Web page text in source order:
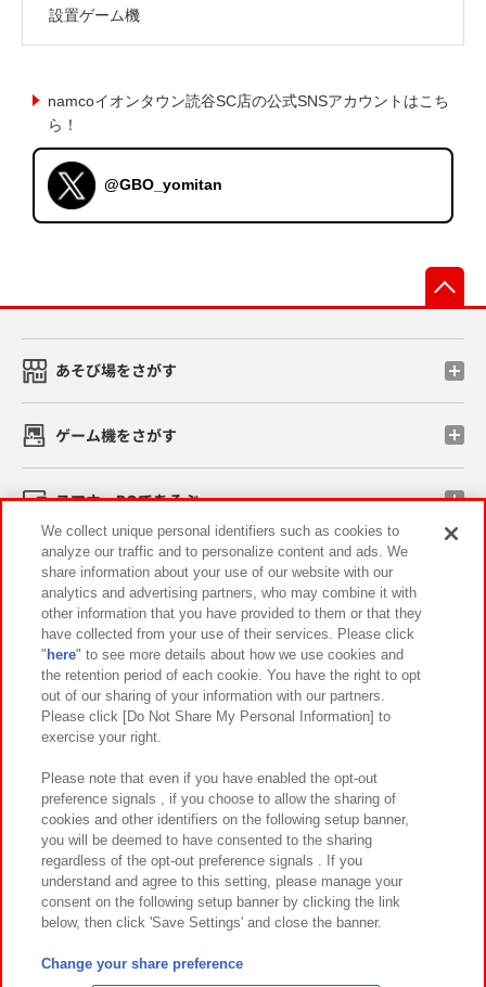
設置ゲーム機
namcoイオンタウン読谷SC店の公式SNSアカウントはこち
ら！
@GBO_yomitan
あそび場をさがす
ゲーム機をさがす
スマホ・PCであそぶ
イベント・キャンペーン
関連会社 サステナビリティ サイトポリシー
プライバシーポリシー ウェブアクセシビリティ方針と検証結果
お取引先さまとともに
カスタマーハラスメント対応方針 よくあるご質問・お問い合わせ
©Bandai Namco Amusement Inc.
©Bandai Namco Amusement Lab Inc.
We collect unique personal identifiers such as cookies to
analyze our traffic and to personalize content and ads. We
share information about your use of our website with our
analytics and advertising partners, who may combine it with
other information that you have provided to them or that they
have collected from your use of their services. Please click
" here" to see more details about how we use cookies and
the retention period of each cookie. You have the right to opt
out of our sharing of your information with our partners.
Please click [Do Not Share My Personal Information] to
exercise your right.
Please note that even if you have enabled the opt-out
preference signals , if you choose to allow the sharing of
cookies and other identifiers on the following setup banner,
you will be deemed to have consented to the sharing
regardless of the opt-out preference signals . If you
understand and agree to this setting, please manage your
consent on the following setup banner by clicking the link
below, then click 'Save Settings' and close the banner.
Change your share preference